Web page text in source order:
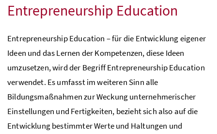
Entrepreneurship Education
Entrepreneurship Education – für die Entwicklung eigener
Ideen und das Lernen der Kompetenzen, diese Ideen
umzusetzen, wird der Begriff Entrepreneurship Education
verwendet. Es umfasst im weiteren Sinn alle
Bildungsmaßnahmen zur Weckung unternehmerischer
Einstellungen und Fertigkeiten, bezieht sich also auf die
Entwicklung bestimmter Werte und Haltungen und